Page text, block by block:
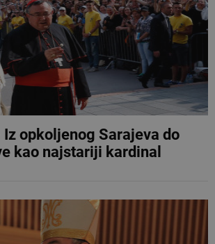
opkoljenog Sarajeva do
kao najstariji kardinal